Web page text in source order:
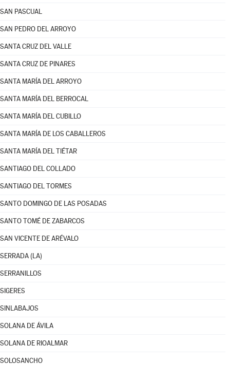
SAN PASCUAL
SAN PEDRO DEL ARROYO
SANTA CRUZ DEL VALLE
SANTA CRUZ DE PINARES
SANTA MARÍA DEL ARROYO
SANTA MARÍA DEL BERROCAL
SANTA MARÍA DEL CUBILLO
SANTA MARÍA DE LOS CABALLEROS
SANTA MARÍA DEL TIÉTAR
SANTIAGO DEL COLLADO
SANTIAGO DEL TORMES
SANTO DOMINGO DE LAS POSADAS
SANTO TOMÉ DE ZABARCOS
SAN VICENTE DE ARÉVALO
SERRADA (LA)
SERRANILLOS
SIGERES
SINLABAJOS
SOLANA DE ÁVILA
SOLANA DE RIOALMAR
SOLOSANCHO